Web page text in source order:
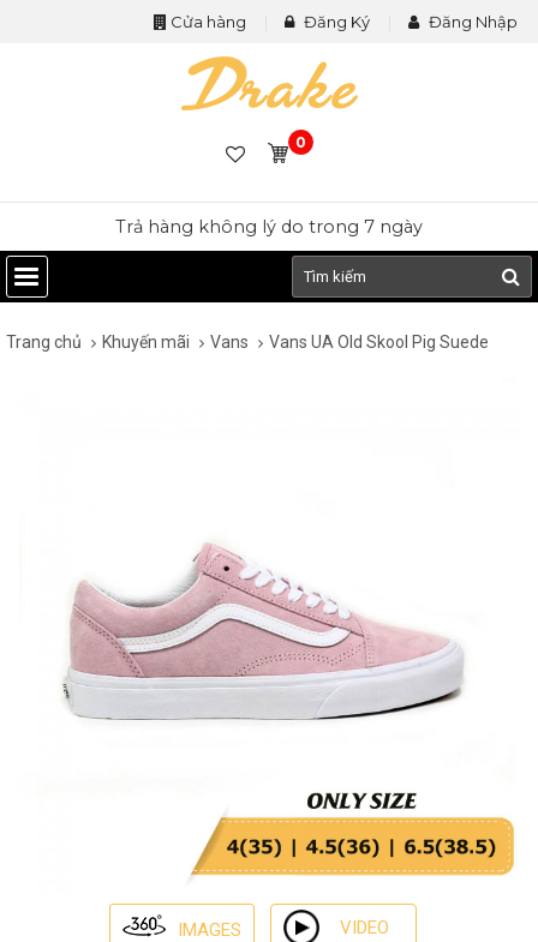
Cửa hàng Đăng Ký Đăng Nhập
0
Trả hàng không lý do trong 7 ngày
Trang chủ Khuyến mãi Vans Vans UA Old Skool Pig Suede
IMAGES VIDEO